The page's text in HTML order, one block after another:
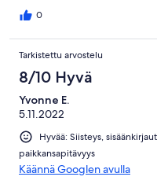
0
Tarkistettu arvostelu
8/10 Hyvä
Yvonne E.
5.11.2022
Hyvää: Siisteys,
paikkansapitävyys
Käännä Googlen avulla